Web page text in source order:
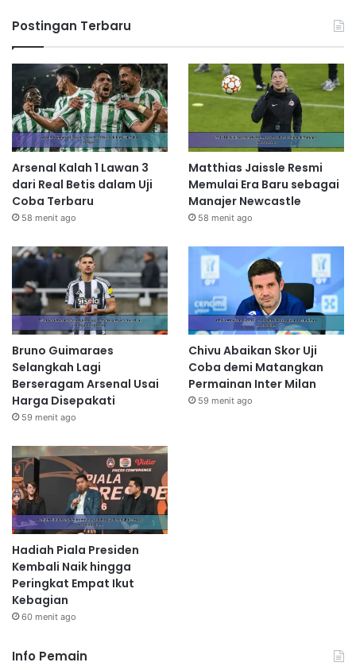
Postingan Terbaru
Arsenal Kalah 1 Lawan 3
dari Real Betis dalam Uji
Coba Terbaru
58 menit ago
Matthias Jaissle Resmi
Memulai Era Baru sebagai
Manajer Newcastle
58 menit ago
Bruno Guimaraes
Selangkah Lagi
Berseragam Arsenal Usai
Harga Disepakati
59 menit ago
Chivu Abaikan Skor Uji
Coba demi Matangkan
Permainan Inter Milan
59 menit ago
Hadiah Piala Presiden
Kembali Naik hingga
Peringkat Empat Ikut
Kebagian
60 menit ago
Info Pemain